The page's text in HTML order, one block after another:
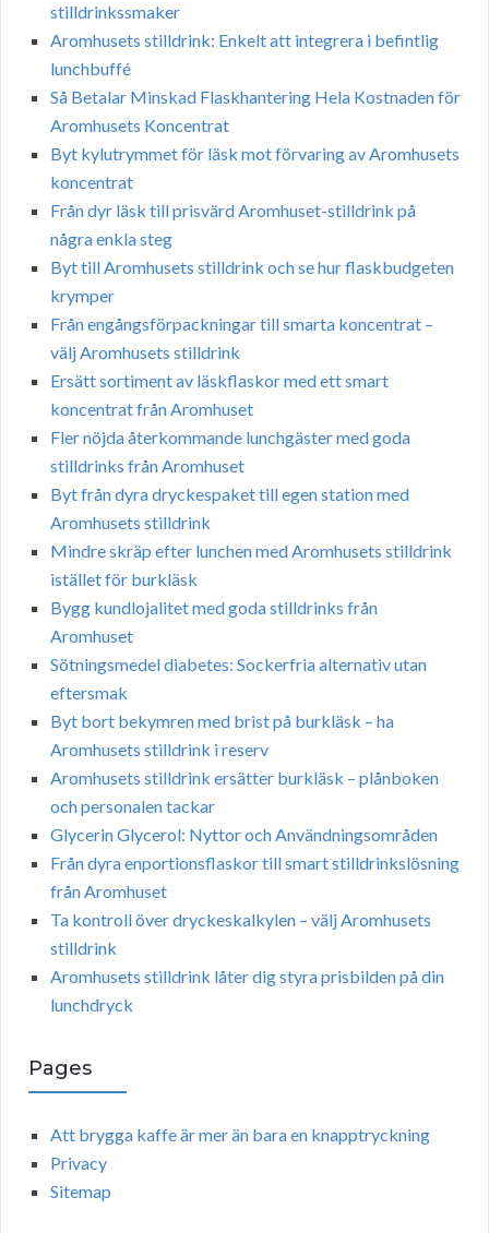
stilldrinkssmaker
Aromhusets stilldrink: Enkelt att integrera i befintlig
lunchbuffé
Så Betalar Minskad Flaskhantering Hela Kostnaden för
Aromhusets Koncentrat
Byt kylutrymmet för läsk mot förvaring av Aromhusets
koncentrat
Från dyr läsk till prisvärd Aromhuset-stilldrink på
några enkla steg
Byt till Aromhusets stilldrink och se hur flaskbudgeten
krymper
Från engångsförpackningar till smarta koncentrat –
välj Aromhusets stilldrink
Ersätt sortiment av läskflaskor med ett smart
koncentrat från Aromhuset
Fler nöjda återkommande lunchgäster med goda
stilldrinks från Aromhuset
Byt från dyra dryckespaket till egen station med
Aromhusets stilldrink
Mindre skräp efter lunchen med Aromhusets stilldrink
istället för burkläsk
Bygg kundlojalitet med goda stilldrinks från
Aromhuset
Sötningsmedel diabetes: Sockerfria alternativ utan
eftersmak
Byt bort bekymren med brist på burkläsk – ha
Aromhusets stilldrink i reserv
Aromhusets stilldrink ersätter burkläsk – plånboken
och personalen tackar
Glycerin Glycerol: Nyttor och Användningsområden
Från dyra enportionsflaskor till smart stilldrinkslösning
från Aromhuset
Ta kontroll över dryckeskalkylen – välj Aromhusets
stilldrink
Aromhusets stilldrink låter dig styra prisbilden på din
lunchdryck
Pages
Att brygga kaffe är mer än bara en knapptryckning
Privacy
Sitemap